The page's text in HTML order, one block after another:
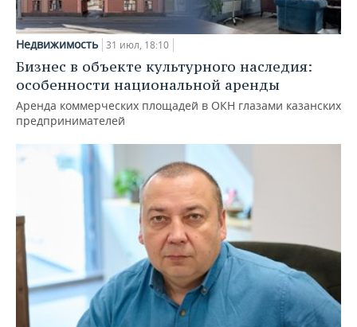
Недвижимость 31 июл, 18:10
Бизнес в объекте культурного наследия:
особенности национальной аренды
Аренда коммерческих площадей в ОКН глазами казанских
предпринимателей